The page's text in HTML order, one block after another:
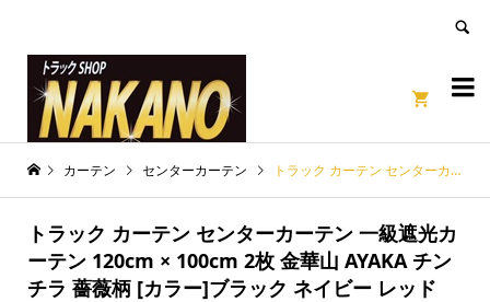


カーテン センターカーテン トラック カーテン センターカーテン 一級遮光カーテン 120cm × 100cm 2枚 金華山 AYAKA チンチラ 薔薇柄 [カラー]ブラック ネイビー レッド
トラック カーテン センターカーテン 一級遮光カ
ーテン 120cm × 100cm 2枚 金華山 AYAKA チン
チラ 薔薇柄 [カラー]ブラック ネイビー レッド